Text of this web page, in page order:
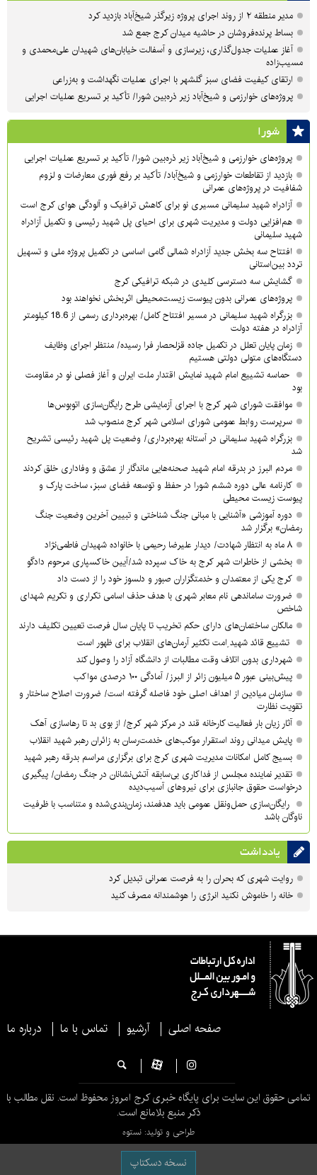
مدیر منطقه ۲ از روند اجرای پروژه زیرگذر شیخ‌آباد بازدید کرد
بساط پرنده‌فروشان در حاشیه میدان کرج جمع شد
آغاز عملیات جدول‌گذاری، زیرسازی و آسفالت خیابان‌های شهیدان علی‌محمدی و
مسیب‌زاده
ارتقای کیفیت فضای سبز گلشهر با اجرای عملیات نگهداشت و به‌زراعی
پروژه‌های خوارزمی و شیخ‌آباد زیر ذره‌بین شورا/ تأکید بر تسریع عملیات اجرایی
شورا
پروژه‌های خوارزمی و شیخ‌آباد زیر ذره‌بین شورا/ تأکید بر تسریع عملیات اجرایی
بازدید از تقاطعات خوارزمی و شیخ‌آباد/ تأکید بر رفع فوری معارضات و لزوم
شفافیت در پروژه‌های عمرانی
آزادراه شهید سلیمانی مسیری نو برای کاهش ترافیک و آلودگی هوای کرج است
هم‌افزایی دولت و مدیریت شهری برای احیای پل شهید رئیسی و تکمیل آزادراه
شهید سلیمانی
افتتاح سه بخش جدید آزادراه شمالی گامی اساسی در تکمیل پروژه ملی و تسهیل
تردد بین‌استانی
گشایش سه دسترسی کلیدی در شبکه ترافیکی کرج
پروژه‌های عمرانی بدون پیوست زیست‌محیطی اثربخش نخواهند بود
بزرگراه شهید سلیمانی در مسیر افتتاح کامل/ بهره‌برداری رسمی از 18.6 کیلومتر
آزادراه در هفته دولت
زمان پایان تعلل در تکمیل جاده قزلحصار فرا رسیده/ منتظر اجرای وظایف
دستگاه‌های متولی دولتی هستیم
حماسه تشییع امام شهید نمایش اقتدار ملت ایران و آغاز فصلی نو در مقاومت
بود
موافقت شورای شهر کرج با اجرای آزمایشی طرح رایگان‌سازی اتوبوس‌ها
سرپرست روابط عمومی شورای اسلامی شهر کرج منصوب شد
بزرگراه شهید سلیمانی در آستانه بهره‌برداری/ وضعیت پل شهید رئیسی تشریح
شد
مردم البرز در بدرقه امام شهید صحنه‌هایی ماندگار از عشق و وفاداری خلق کردند
کارنامه عالی دوره ششم شورا در حفظ و توسعه فضای سبز، ساخت پارک و
پیوست زیست محیطی
دوره آموزشی «آشنایی با مبانی جنگ شناختی و تبیین آخرین وضعیت جنگ
رمضان» برگزار شد
۸ ماه به انتظار شهادت/ دیدار علیرضا رحیمی با خانواده شهیدان فاطمی‌نژاد
بخشی از خاطرات شهر کرج به خاک سپرده شد/آیین خاکسپاری مرحوم دادگو
کرج یکی از معتمدان و خدمتگزاران صبور و دلسوز خود را از دست داد
ضرورت ساماندهی نام‌ معابر شهری با هدف حذف اسامی تکراری و تکریم شهدای
شاخص
مالکان ساختمان‌های دارای حکم تخریب تا پایان سال فرصت تعیین تکلیف دارند
تشییع قائد شهید ِامت تکثیر آرمان‌های انقلاب برای ظهور است
شهرداری بدون اتلاف وقت مطالبات از دانشگاه آزاد را وصول کند
پیش‌بینی عبور ۵ میلیون زائر از البرز/ آمادگی ۱۰۰ درصدی مواکب
سازمان میادین از اهداف اصلی خود فاصله گرفته است/ ضرورت اصلاح ساختار و
تقویت نظارت
آثار زیان بار فعالیت کارخانه قند در مرکز شهر کرج/ از بوی بد تا رهاسازی آهک
پایش میدانی روند استقرار موکب‌های خدمت‌رسان به زائران رهبر شهید انقلاب
بسیج کامل امکانات مدیریت شهری کرج برای برگزاری مراسم بدرقه رهبر شهید
تقدیر نماینده مجلس از فداکاری بی‌سابقه آتش‌نشانان در جنگ رمضان/ پیگیری
درخواست حقوق جانبازی برای نیروهای آسیب‌دیده
رایگان‌سازی حمل‌ونقل عمومی باید هدفمند، زمان‌بندی‌شده و متناسب با ظرفیت
ناوگان باشد
یادداشت
روایت شهری که بحران را به فرصت عمرانی تبدیل کرد
خانه را خاموش نکنید انرژی را هوشمندانه مصرف کنید
صفحه اصلی آرشیو تماس با ما درباره ما
تمامی حقوق این سایت برای پایگاه خبری کرج امروز محفوظ است. نقل مطالب با
ذکر منبع بلامانع است.
طراحی و تولید: نستوه
نسخه دسکتاپ